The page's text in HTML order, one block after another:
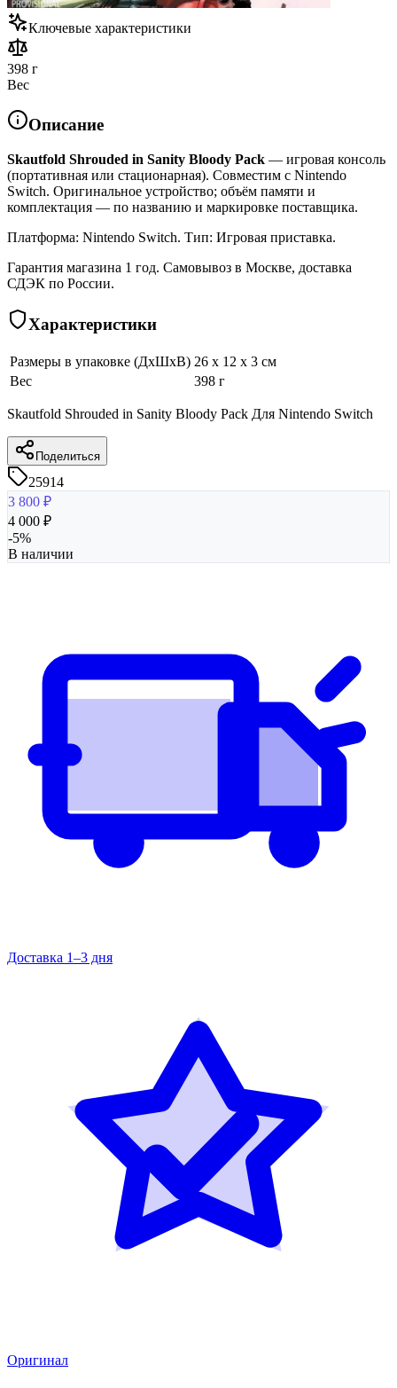
Ключевые характеристики
398 г
Вес
Описание
Skautfold Shrouded in Sanity Bloody Pack — игровая консоль
(портативная или стационарная). Совместим с Nintendo
Switch. Оригинальное устройство; объём памяти и
комплектация — по названию и маркировке поставщика.
Платформа: Nintendo Switch. Тип: Игровая приставка.
Гарантия магазина 1 год. Самовывоз в Москве, доставка
СДЭК по России.
Характеристики
Размеры в упаковке (ДхШхВ) 26 x 12 x 3 см
Вес
398 г
Skautfold Shrouded in Sanity Bloody Pack Для Nintendo Switch
Поделиться
25914
3 800 ₽
4 000 ₽
-5%
В наличии
Доставка 1–3 дня
Оригинал